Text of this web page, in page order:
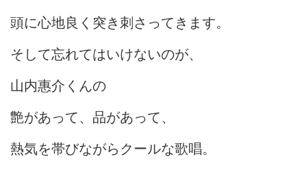
頭に心地良く突き刺さってきます。
そして忘れてはいけないのが、
山内惠介くんの
艶があって、品があって、
熱気を帯びながらクールな歌唱。